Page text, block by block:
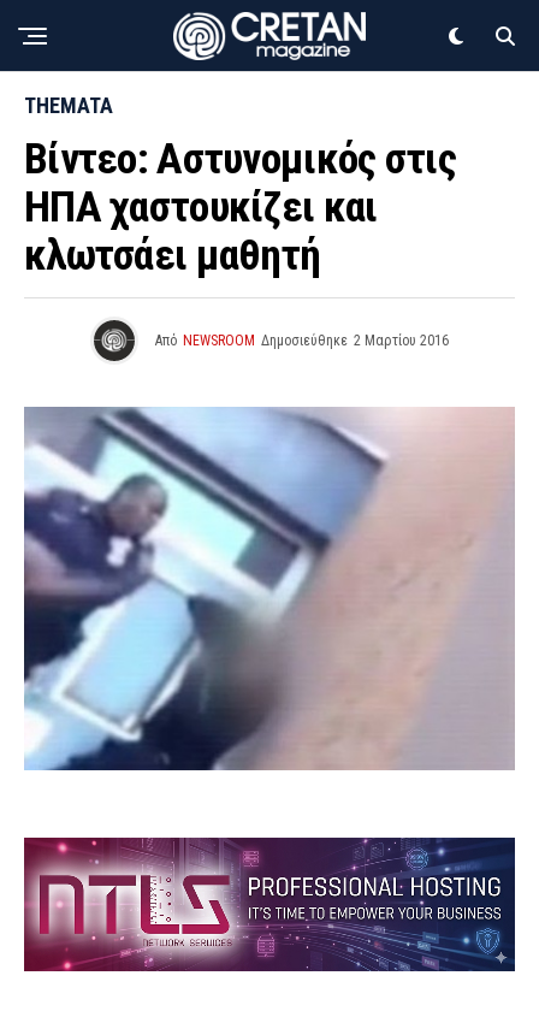
THEMATA
Βίντεο: Αστυνομικός στις
ΗΠΑ χαστουκίζει και
κλωτσάει μαθητή
Από NEWSROOM Δημοσιεύθηκε 2 Μαρτίου 2016